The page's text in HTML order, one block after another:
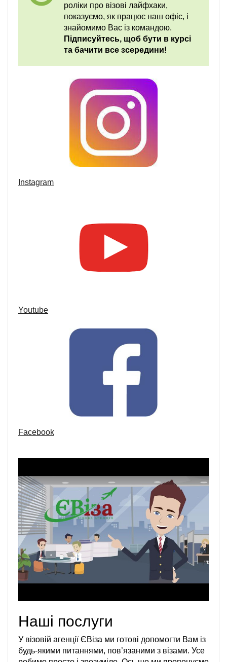
роліки про візові лайфхаки,
показуємо, як працює наш офіс, і
знайомимо Вас із командою.
Підписуйтесь, щоб бути в курсі
та бачити все зсередини!
Instagram
Youtube
Facebook
Наші послуги
У візовій агенції ЄВіза ми готові допомогти Вам із
будь-якими питаннями, пов’язаними з візами. Усе